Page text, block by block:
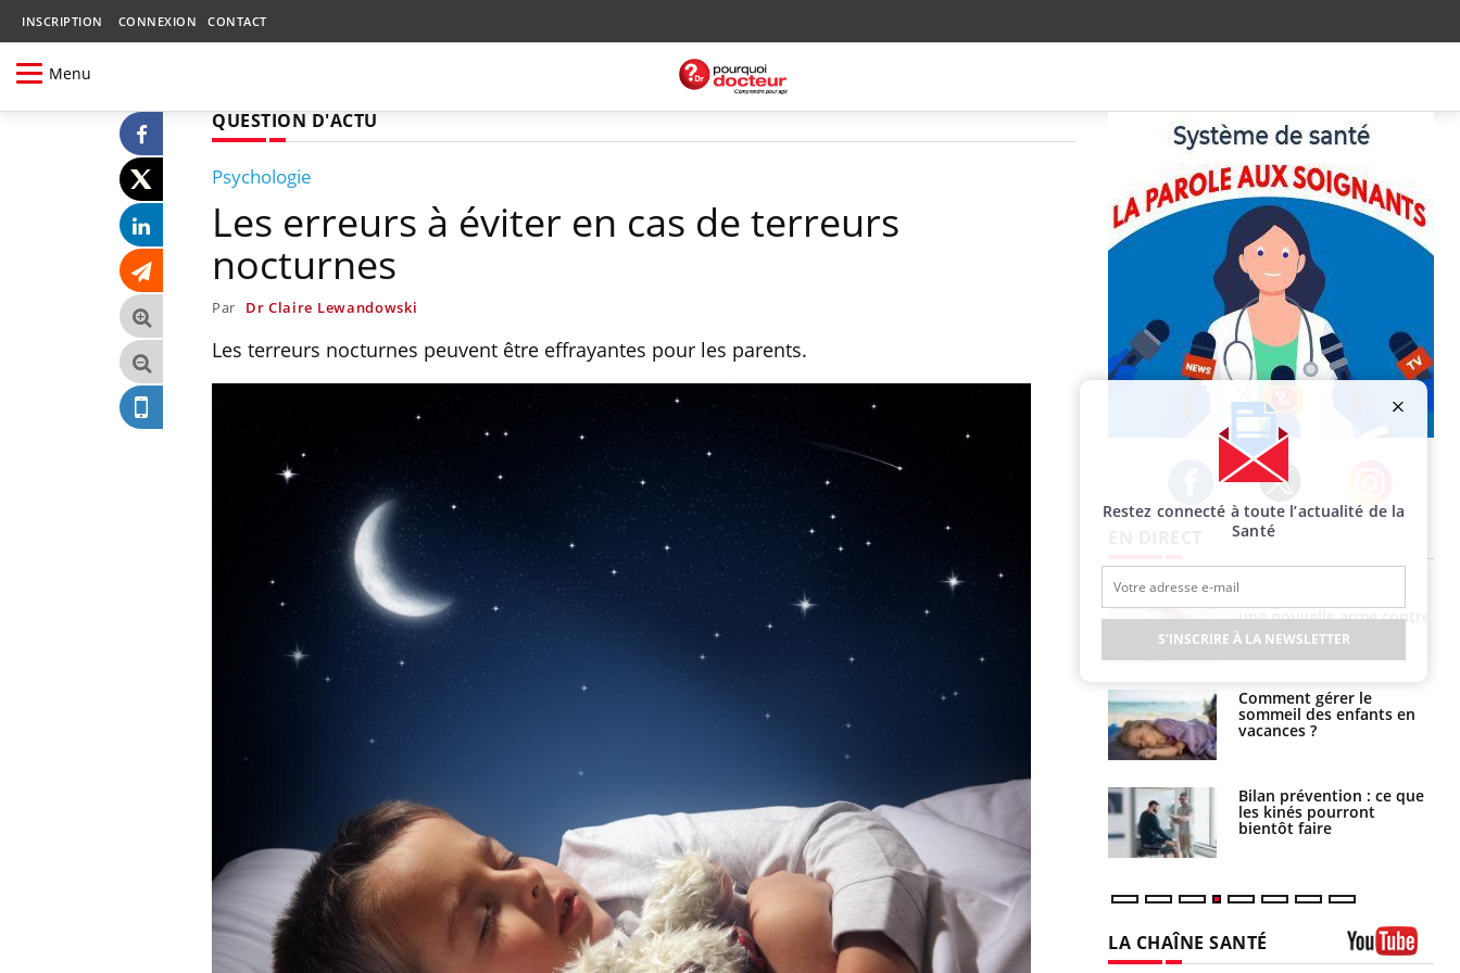
INSCRIPTION CONNEXION CONTACT
Menu
QUESTION D'ACTU
Psychologie
Les erreurs à éviter en cas de terreurs
nocturnes
Par Dr Claire Lewandowski
Les terreurs nocturnes peuvent être effrayantes pour les parents.
Facebook Twitter Instagram
Pourquoi votre ventre
gâche-t-il les premiers
jours de vos vacances ?
Le Viagra pourrait-il
freiner la propagation du
Pourquoi manger moins
de protéines pourrait
finalement être bénéfique
l'apprentissage de la
lecture ?
Mordue par une tique en
vacances, elle reste dans
Mordue par un
Légionellose en Suisse :
quelle est l’origine de la
contamination ?
une nouvelle arme contre
les réactions sévères
Comment gérer le
sommeil des enfants en
vacances ?
Bilan prévention : ce que
les kinés pourront
bientôt faire
LA CHAÎNE SANTÉ
Restez connecté à toute l’actualité de la
Santé
S'INSCRIRE À LA NEWSLETTER